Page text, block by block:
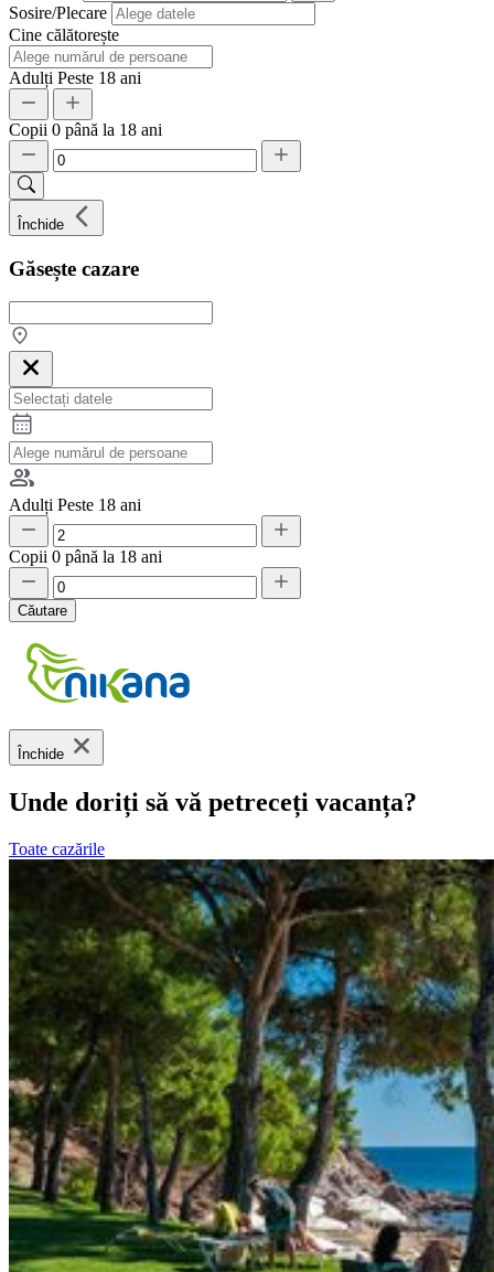
Sosire/Plecare
Cine călătorește
Adulți Peste 18 ani
Copii 0 până la 18 ani
Închide
Găsește cazare
Adulți Peste 18 ani
Copii 0 până la 18 ani
Căutare
Închide
Unde doriți să vă petreceți vacanța?
Toate cazările